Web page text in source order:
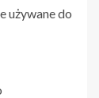
używane do